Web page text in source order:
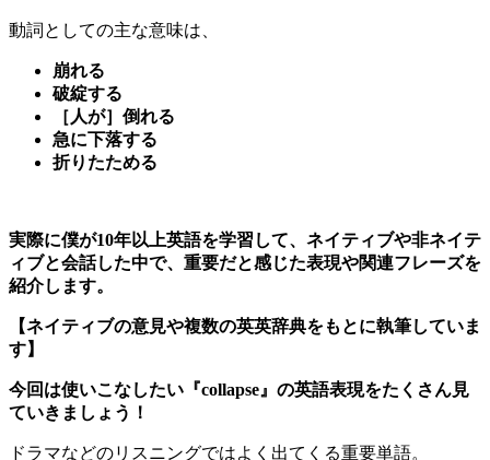
動詞としての主な意味は、
崩れる
破綻する
［人が］倒れる
急に下落する
折りたためる
実際に僕が10年以上英語を学習して、ネイティブや非ネイテ
ィブと会話した中で、重要だと感じた表現や関連フレーズを
紹介します。
【ネイティブの意見や複数の英英辞典をもとに執筆していま
す】
今回は使いこなしたい『collapse』 の英語表現をたくさん見
ていきましょう！
ドラマなどのリスニングではよく出てくる重要単語。